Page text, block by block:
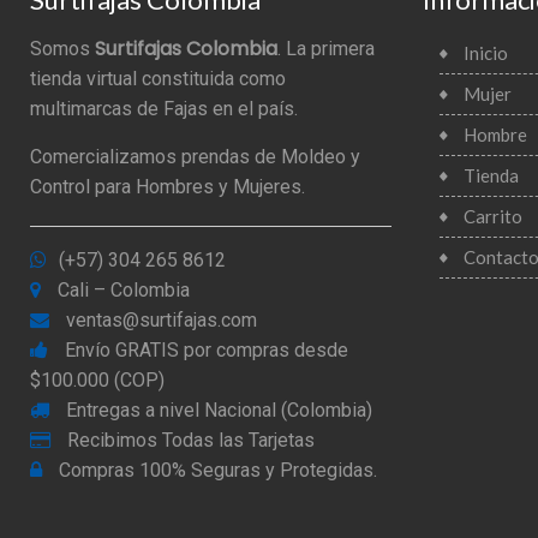
SomosSurtifajas Colombia . La primera
tienda virtual constituida como
multimarcas de Fajas en el país.
Comercializamos prendas de Moldeo y
Control para Hombres y Mujeres.
(+57) 304 265 8612
Cali – Colombia
ventas@surtifajas.com
Envío GRATIS por compras desde
$100.000 (COP)
Entregas a nivel Nacional (Colombia)
Recibimos Todas las Tarjetas
Compras 100% Seguras y Protegidas.
Inicio
Mujer
Hombre
Tienda
Carrito